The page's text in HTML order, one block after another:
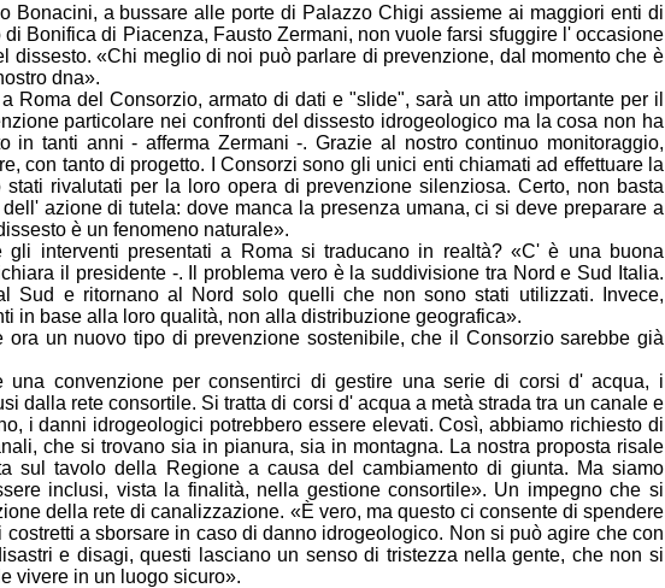
Bonacini, a bussare alle porte di Palazzo Chigi assieme ai maggiori enti di
di Bonifica di Piacenza, Fausto Zermani, non vuole farsi sfuggire l' occasione
dissesto. «Chi meglio di noi può parlare di prevenzione, dal momento che è
dna».
Roma del Consorzio, armato di dati e "slide", sarà un atto importante per il
particolare nei confronti del dissesto idrogeologico ma la cosa non ha
in tanti anni - afferma Zermani -. Grazie al nostro continuo monitoraggio,
con tanto di progetto. IConsorzi sono gli unici enti chiamati ad effettuare la
rivalutati per la loro opera di prevenzione silenziosa. Certo, non basta
azione di tutela: dove manca la presenza umana, ci si deve preparare a
è un fenomeno naturale».
interventi presentati a Roma si traducano in realtà? «C' è una buona
il presidente -. Il problema vero è la suddivisione tra Nord e Sud Italia.
Sud e ritornano al Nord solo quelli che non sono stati utilizzati. Invece,
in base alla loro qualità, non alla distribuzione geografica».
ora un nuovo tipo di prevenzione sostenibile, che il Consorziosarebbe già
una convenzione per consentirci di gestire una serie di corsi d' acqua, i
dalla reteconsortile. Si tratta di corsi d' acqua a metà strada tra un canale e
i danni idrogeologici potrebbero essere elevati. Così, abbiamo richiesto di
che si trovano sia in pianura, sia in montagna. La nostra proposta risale
sul tavolo della Regione a causa del cambiamento di giunta. Ma siamo
inclusi, vista la finalità, nella gestioneconsortile». Un impegno che si
della rete di canalizzazione. «È vero, ma questo ci consente di spendere
a sborsare in caso di danno idrogeologico. Non si può agire che con
e disagi, questi lasciano un senso di tristezza nella gente, che non si
vivere in un luogo sicuro».